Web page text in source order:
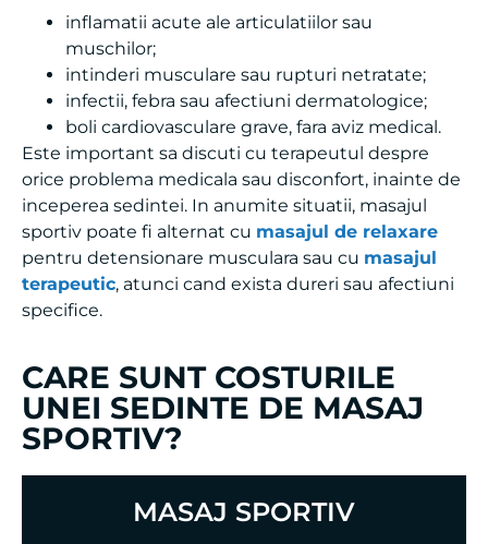
muschilor;
intinderi musculare sau rupturi netratate;
infectii, febra sau afectiuni dermatologice;
boli cardiovasculare grave, fara aviz medical.
Este important sa discuti cu terapeutul despre
orice problema medicala sau disconfort, inainte de
inceperea sedintei. In anumite situatii, masajul
sportiv poate fi alternat cu masajul de relaxare
pentru detensionare musculara sau cu masajul
terapeutic, atunci cand exista dureri sau afectiuni
specifice.
UNEI SEDINTE DE MASAJ
SPORTIV?
MASAJ SPORTIV